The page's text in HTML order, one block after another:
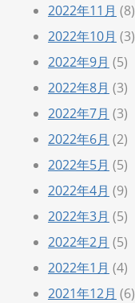
2022年11月 (8)
2022年10月 (3)
2022年9月 (5)
2022年8月 (3)
2022年7月 (3)
2022年6月 (2)
2022年5月 (5)
2022年4月 (9)
2022年3月 (5)
2022年2月 (5)
2022年1月 (4)
2021年12月 (6)